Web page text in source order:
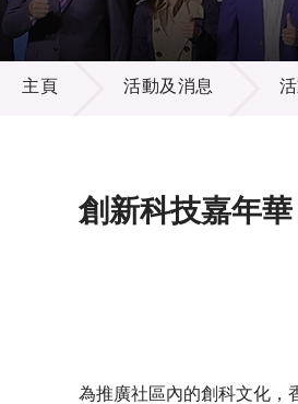
活動及消息
主頁 活動及消息
創新科技嘉年
為推廣社區內的創科文化，